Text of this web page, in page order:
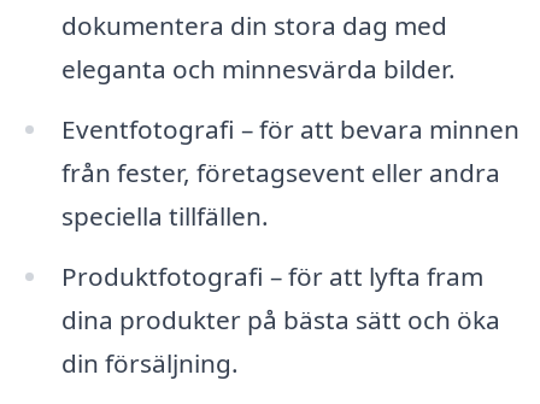
dokumentera din stora dag med
eleganta och minnesvärda bilder.
Eventfotografi – för att bevara minnen
från fester, företagsevent eller andra
speciella tillfällen.
Produktfotografi – för att lyfta fram
dina produkter på bästa sätt och öka
din försäljning.